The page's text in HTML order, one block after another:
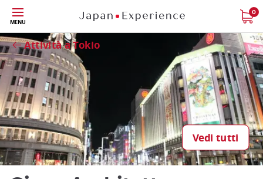
Skip
to
main
content
MENU
0
Attività a Tokio
Vedi tutti
Close